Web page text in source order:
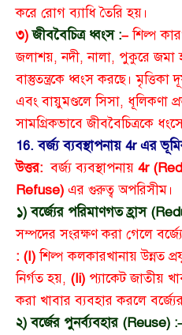
করে রোগ ব্যাধি তৈরি হয়।
৩)জীববৈচিত্র ধ্বংস :–শিল্প
জলাশয়, নদী, নালা, পুকুরে জমা
বাস্তুতন্ত্রকে ধ্বংস করছে। মৃত্তিকা
এবং বায়ুমণ্ডলে সিসা, ধূলিকণা
সামগ্রিকভাবে জীববৈচিত্রকে
16. বর্জ্য ব্যবস্থাপনায় 4r এর
উত্তর: বর্জ্য ব্যবস্থাপনায় 4r
Refuse) এর গুরুত্ব অপরিসীম।
১) বর্জ্যের পরিমাণগত হ্রাস
সম্পদের সংরক্ষণ করা গেলে
: (I)শিল্প কলকারখানায় উন্নত
নির্গত হয়, (Ii) প্যাকেট জাতীয়
করা খাবার ব্যবহার করলে
২) বর্জের পুনর্ব্যবহার (Reuse)